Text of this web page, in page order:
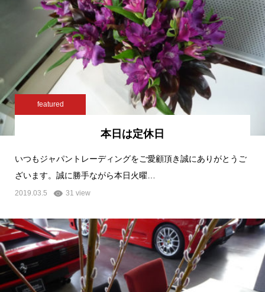
featured
本日は定休日
いつもジャパントレーディングをご愛顧頂き誠にありがとうご
ざいます。誠に勝手ながら本日火曜…
2019.03.5 31 view